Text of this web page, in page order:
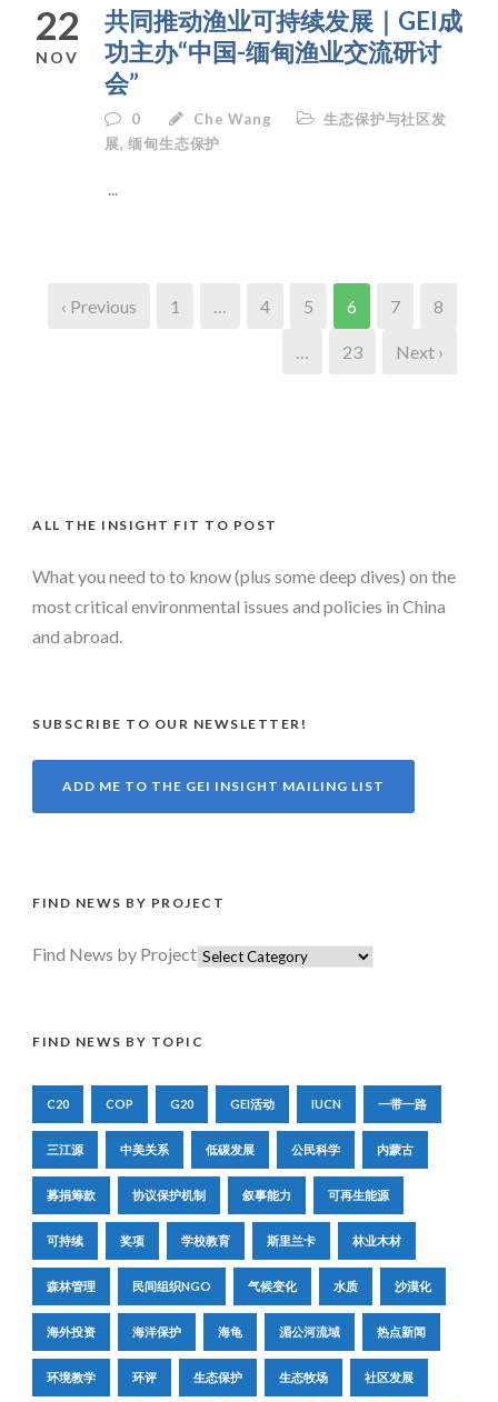
22
NOV
共同推动渔业可持续发展｜GEI成
功主办“中国-缅甸渔业交流研讨
会”
0 Che Wang
生态保护与社区发
展, 缅甸生态保护
...
‹ Previous 1 … 4 5 6 7 8
… 23 Next ›
ALL THE INSIGHT FIT TO POST
What you need to to know (plus some deep dives) on the
most critical environmental issues and policies in China
and abroad.
SUBSCRIBE TO OUR NEWSLETTER!
ADD ME TO THE GEI INSIGHT MAILING LIST
FIND NEWS BY PROJECT
Find News by Project
FIND NEWS BY TOPIC
C20 COP G20 GEI活动 IUCN 一带一路
三江源 中美关系 低碳发展 公民科学 内蒙古
募捐筹款 协议保护机制 叙事能力 可再生能源
可持续 奖项 学校教育 斯里兰卡 林业木材
森林管理 民间组织NGO 气候变化 水质 沙漠化
海外投资 海洋保护 海龟 湄公河流域 热点新闻
环境教学 环评 生态保护 生态牧场 社区发展